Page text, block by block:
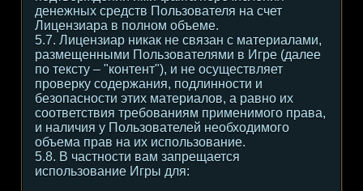
денежных средств Пользователя на счет
Лицензиара в полном объеме.
5.7. Лицензиар никак не связан с материалами,
размещенными Пользователями в Игре (далее
по тексту – "контент"), и не осуществляет
проверку содержания, подлинности и
безопасности этих материалов, а равно их
соответствия требованиям применимого права,
и наличия у Пользователей необходимого
объема прав на их использование.
5.8. В частности вам запрещается
использование Игры для: